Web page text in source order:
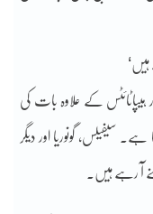
ہیپاٹائٹس کے علاوہ بات کی
سیفیلس، گونوریا اور دیگر
آ رہے ہیں۔